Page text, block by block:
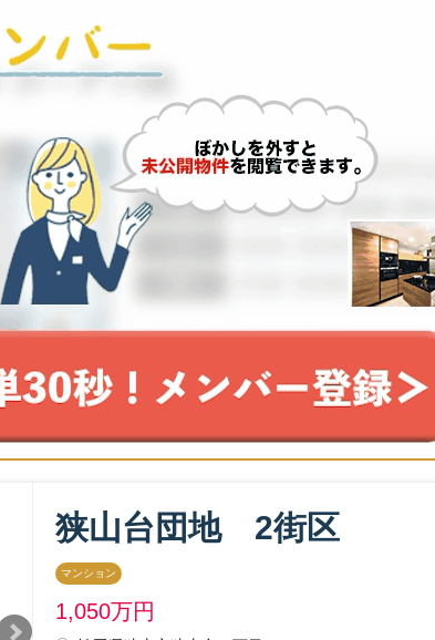
狭山台団地 2街区
マンション
1,050万円